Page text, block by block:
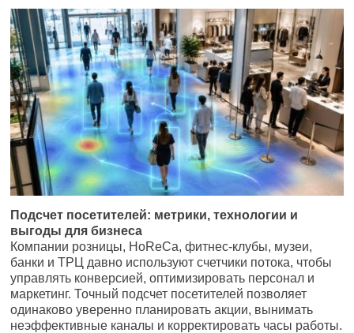
Подсчет посетителей: метрики, технологии и
выгоды для бизнеса
Компании розницы, HoReCa, фитнес-клубы, музеи,
банки и ТРЦ давно используют счетчики потока, чтобы
управлять конверсией, оптимизировать персонал и
маркетинг. Точный подсчет посетителей позволяет
одинаково уверенно планировать акции, вынимать
неэффективные каналы и корректировать часы работы.